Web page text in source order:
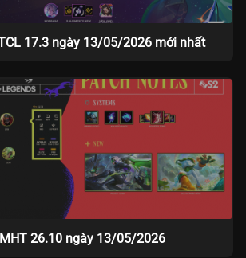
17.3 ngày 13/05/2026 mới nhất
26.10 ngày 13/05/2026